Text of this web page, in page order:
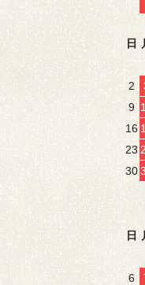
日
2
9
16
23
30
日
6